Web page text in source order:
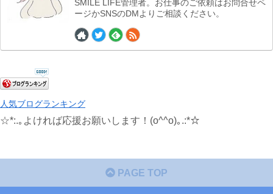
SMILE LIFE管理者。お仕事のご依頼はお問合せペ
ージかSNSのDMよりご相談ください。
人気ブログランキング
☆*:.｡よければ応援お願いします！(o^^o)｡.:*☆
PAGE TOP